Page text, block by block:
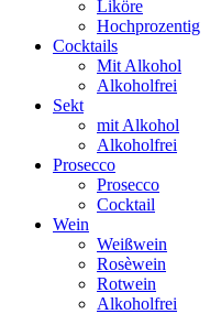
Liköre
Hochprozentig
Cocktails
Mit Alkohol
Alkoholfrei
Sekt
mit Alkohol
Alkoholfrei
Prosecco
Prosecco
Cocktail
Wein
Weißwein
Rosèwein
Rotwein
Alkoholfrei